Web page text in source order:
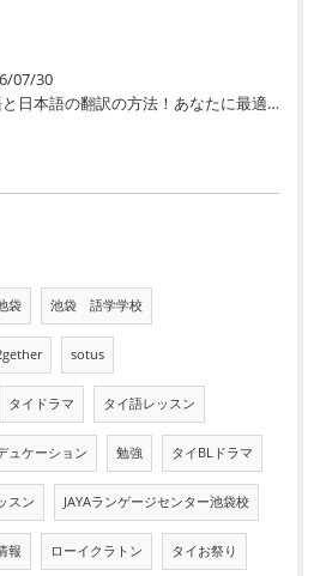
07/30
タイ語と日本語の翻訳の方法！あなたに最適な選び方を知る
袋 池袋 語学学校
sotus
タイドラマ タイ語レッスン
ュケーション 勉強 タイBLドラマ
スン JAYAランゲージセンター池袋校
報 ローイクラトン タイお祭り